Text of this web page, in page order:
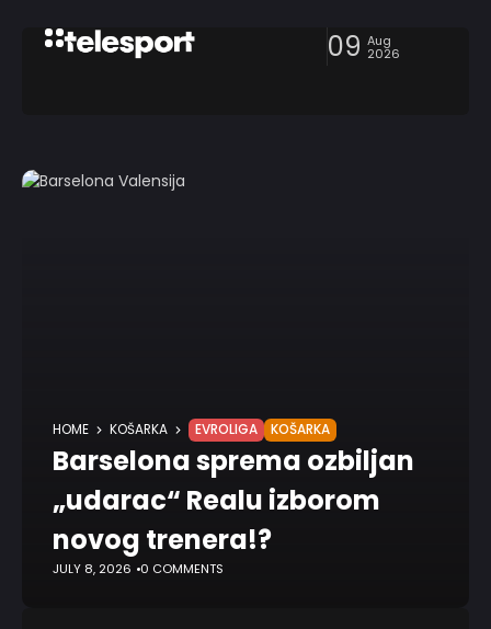
09 Aug
2026
HOME KOŠARKA EVROLIGA KOŠARKA
Barselona sprema ozbiljan
„udarac“ Realu izborom
novog trenera!?
JULY 8, 2026 0 COMMENTS